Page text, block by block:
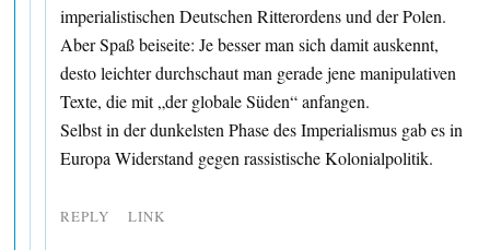
imperialistischen Deutschen Ritterordens und der Polen.
Aber Spaß beiseite: Je besser man sich damit auskennt,
desto leichter durchschaut man gerade jene manipulativen
Texte, die mit „der globale Süden“ anfangen.
Selbst in der dunkelsten Phase des Imperialismus gab es in
Europa Widerstand gegen rassistische Kolonialpolitik.
REPLY LINK